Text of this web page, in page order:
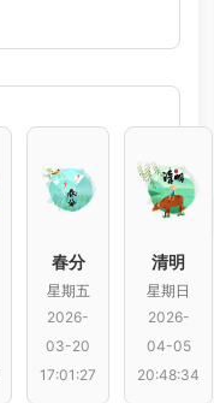
春分
星期五
2026-
03-20
17:01:27
清明
星期日
2026-
04-05
20:48:34